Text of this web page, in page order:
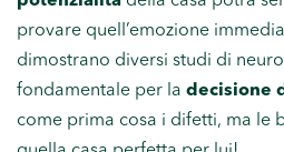
provare quell’emozione
dimostrano diversi studi di
fondamentale per la decisione
come prima cosa i difetti, ma le